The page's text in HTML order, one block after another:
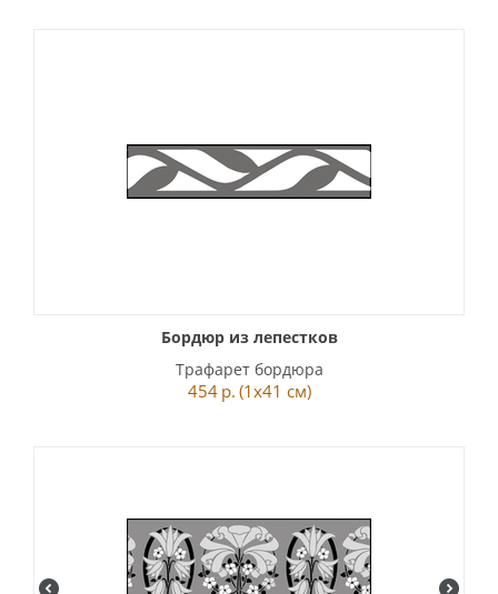
Бордюр из лепестков
Трафарет бордюра
454 р. (1x41 см)